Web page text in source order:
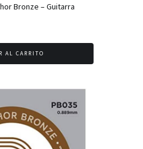
Bronze – Guitarra
AL CARRITO